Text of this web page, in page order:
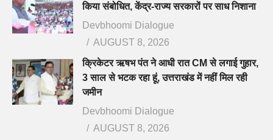
किया संबोधित, केंद्र-राज्य सरकारों पर साध निशाना
Devbhoomi Dialogue
AUGUST 8, 2026
क्रिकेटर ऋषभ पंत ने आधी रात CM से लगाई गुहार,
3 साल से भटक रहा हूं, उत्तराखंड में नहीं मिल रही
जमीन
Devbhoomi Dialogue
AUGUST 8, 2026